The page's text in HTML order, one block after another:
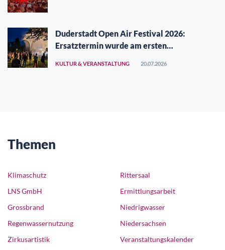
Duderstadt Open Air Festival 2026:
Ersatztermin wurde am ersten
KULTUR & VERANSTALTUNG 20.07.2026
Themen
Klimaschutz
LNS GmbH
Grossbrand
Regenwassernutzung
Zirkusartistik
Rittersaal
Ermittlungsarbeit
Niedrigwasser
Niedersachsen
Veranstaltungskalender